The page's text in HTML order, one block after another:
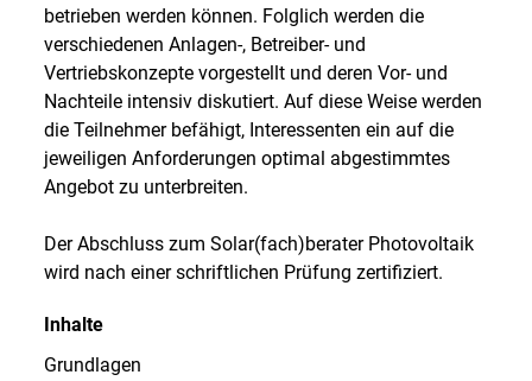
betrieben werden können. Folglich werden die
verschiedenen Anlagen-, Betreiber- und
Vertriebskonzepte vorgestellt und deren Vor- und
Nachteile intensiv diskutiert. Auf diese Weise werden
die Teilnehmer befähigt, Interessenten ein auf die
jeweiligen Anforderungen optimal abgestimmtes
Angebot zu unterbreiten.
Der Abschluss zum Solar(fach)berater Photovoltaik
wird nach einer schriftlichen Prüfung zertifiziert.
Inhalte
Grundlagen